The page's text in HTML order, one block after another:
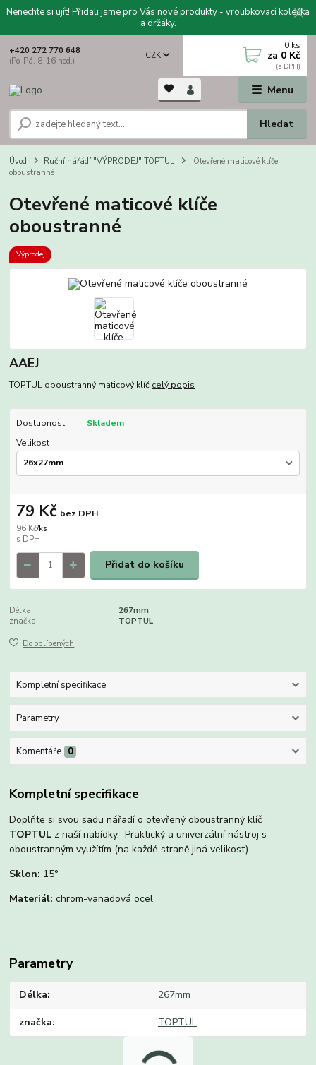
Nenechte si ujít! Přidali jsme pro Vás nové produkty - vroubkovací kolečka
a držáky.
Menu
CZK
Hledat
+420 272 770 648
(Po-Pá, 8-16 hod.)
0 ks
za 0 Kč
Úvod Ruční nářádí "VÝPRODEJ" TOPTUL
Otevřené maticové klíče
oboustranné
Otevřené maticové klíče
oboustranné
Výprodej
AAEJ
TOPTUL oboustranný maticový klíč celý popis
Dostupnost
Skladem
Velikost
96 Kč/ks
79 Kč bez DPH
Přidat do košíku
Délka:
267mm
značka:
TOPTUL
Do oblíbených
Kompletní specifikace
Parametry
Komentáře 0
Kompletní specifikace
Doplňte si svou sadu nářadí o otevřený oboustranný klíč
TOPTUL z naší nabídky. Praktický a univerzální nástroj s
oboustranným využítím (na každé straně jiná velikost).
Sklon: 15°
Materiál:chrom-vanadová ocel
Parametry
Délka 267mm
značka TOPTUL